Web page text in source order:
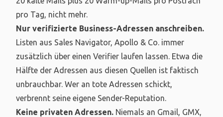
pro Tag, nicht mehr.
Nur verifizierte Business-Adressen anschreiben.
Listen aus Sales Navigator, Apollo & Co. immer
zusätzlich über einen Verifier laufen lassen. Etwa die
Hälfte der Adressen aus diesen Quellen ist faktisch
unbrauchbar. Wer an tote Adressen schickt,
verbrennt seine eigene Sender-Reputation.
Keine privaten Adressen. Niemals an Gmail, GMX,